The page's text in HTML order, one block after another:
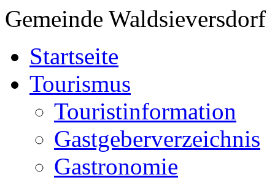
Gemeinde Waldsieversdorf
Startseite
Tourismus
Touristinformation
Gastgeberverzeichnis
Gastronomie